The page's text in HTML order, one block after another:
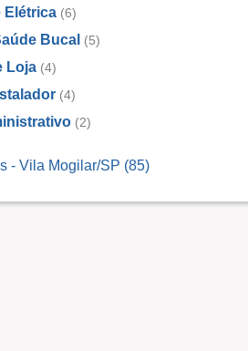
Elétrica (6)
Bucal (5)
Loja (4)
(4)
(2)
- Vila Mogilar/SP (85)